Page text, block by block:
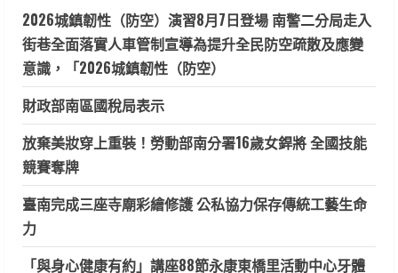
2026城鎮韌性（防空）演習8月7日登場 南警二分局走入
街巷全面落實人車管制宣導為提升全民防空疏散及應變
意識，「2026城鎮韌性（防空）
財政部南區國稅局表示
放棄美妝穿上重裝！勞動部南分署16歲女銲將 全國技能
競賽奪牌
臺南完成三座寺廟彩繪修護 公私協力保存傳統工藝生命
力
「與身心健康有約」講座88節永康東橋里活動中心牙體